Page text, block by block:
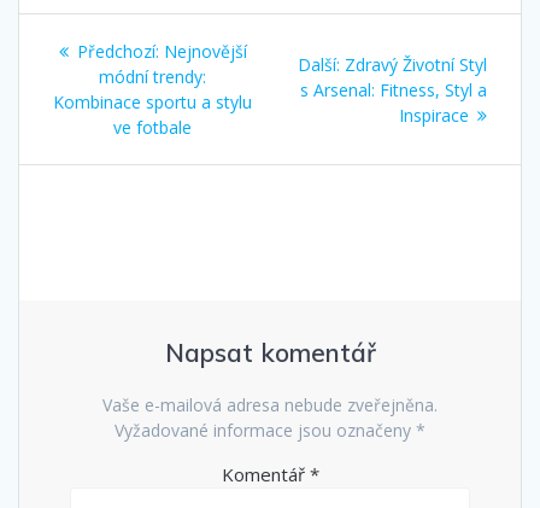
Navigace
pro
příspěvek
Předchozí: Předchozí
příspěvek:
Nejnovější
módní trendy:
Kombinace sportu a stylu
ve fotbale
Další: Další
příspěvek:
Zdravý Životní Styl
s Arsenal: Fitness, Styl a
Inspirace
Napsat komentář
Vaše e-mailová adresa nebude zveřejněna.
Vyžadované informace jsou označeny *
Komentář *